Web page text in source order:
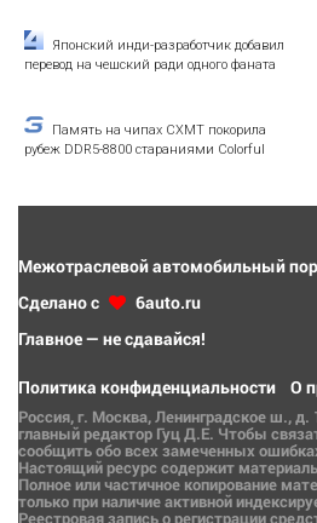
Японский инди-разработчик добавил
перевод на чешский ради одного фаната
Память на чипах CXMT покорила
рубеж DDR5-8800 стараниями Colorful
Межотраслевой автомобильный
Сделано с
6auto.ru
Главное — не сдавайся!
Политика конфиденциальности О
Россия, г. Москва, Ленинградское ш., д.
главный редактор Гуц Д.Е. Чтобы
сообщить обо всех замеченных
Настоящий ресурс содержит
Полное или частичное копирование
только при наличие активной
Реестровая запись о регистрации